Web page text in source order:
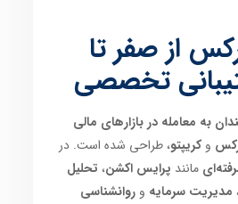
از صفر تا
تخصصی
به معامله در بازارهای مالی
وکریپتو، طراحی شده است. در
مانند پرایس اکشن، تحلیل
مدیریت سرمایه وروانشناسی